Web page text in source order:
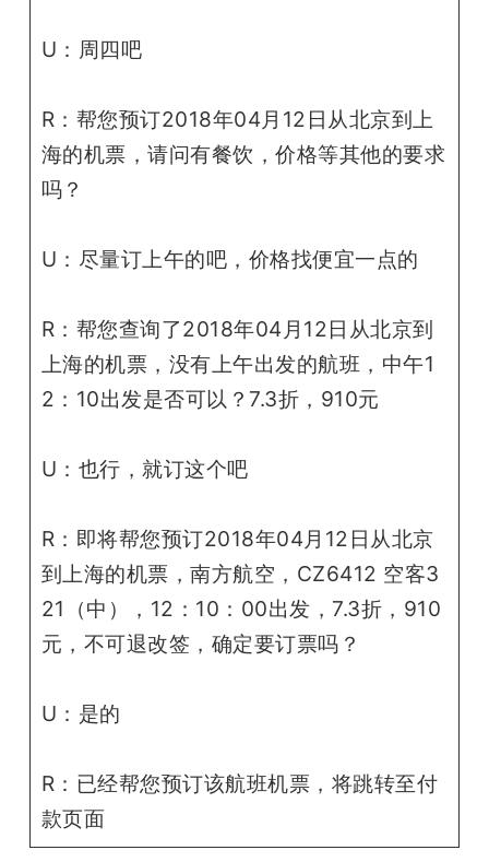
U：周四吧
R：帮您预订2018年04月12日从北京到上
海的机票，请问有餐饮，价格等其他的要求
吗？
U：尽量订上午的吧，价格找便宜一点的
R：帮您查询了2018年04月12日从北京到
上海的机票，没有上午出发的航班，中午1
2：10出发是否可以？7.3折，910元
U：也行，就订这个吧
R：即将帮您预订2018年04月12日从北京
到上海的机票，南方航空，CZ6412 空客3
21（中），12：10：00出发，7.3折，910
元，不可退改签，确定要订票吗？
U：是的
R：已经帮您预订该航班机票，将跳转至付
款页面